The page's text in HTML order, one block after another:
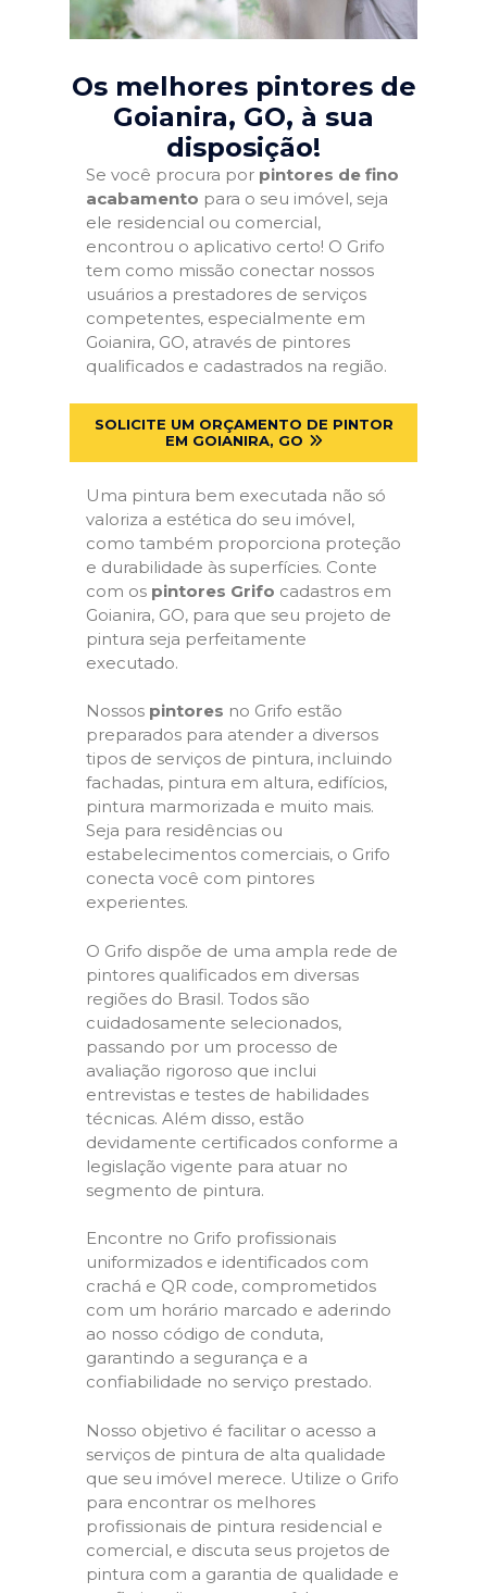
Os melhores pintores de
Goianira, GO, à sua
disposição!
Se você procura por pintores de fino
acabamento para o seu imóvel, seja
ele residencial ou comercial,
encontrou o aplicativo certo! O Grifo
tem como missão conectar nossos
usuários a prestadores de serviços
competentes, especialmente em
Goianira, GO, através de pintores
qualificados e cadastrados na região.
SOLICITE UM ORÇAMENTO DE PINTOR
EM GOIANIRA, GO
Uma pintura bem executada não só
valoriza a estética do seu imóvel,
como também proporciona proteção
e durabilidade às superfícies. Conte
com os pintores Grifo cadastros em
Goianira, GO, para que seu projeto de
pintura seja perfeitamente
executado.
Nossos pintores no Grifo estão
preparados para atender a diversos
tipos de serviços de pintura, incluindo
fachadas, pintura em altura, edifícios,
pintura marmorizada e muito mais.
Seja para residências ou
estabelecimentos comerciais, o Grifo
conecta você com pintores
experientes.
O Grifo dispõe de uma ampla rede de
pintores qualificados em diversas
regiões do Brasil. Todos são
cuidadosamente selecionados,
passando por um processo de
avaliação rigoroso que inclui
entrevistas e testes de habilidades
técnicas. Além disso, estão
devidamente certificados conforme a
legislação vigente para atuar no
segmento de pintura.
Encontre no Grifo profissionais
uniformizados e identificados com
crachá e QR code, comprometidos
com um horário marcado e aderindo
ao nosso código de conduta,
garantindo a segurança e a
confiabilidade no serviço prestado.
Nosso objetivo é facilitar o acesso a
serviços de pintura de alta qualidade
que seu imóvel merece. Utilize o Grifo
para encontrar os melhores
profissionais de pintura residencial e
comercial, e discuta seus projetos de
pintura com a garantia de qualidade e